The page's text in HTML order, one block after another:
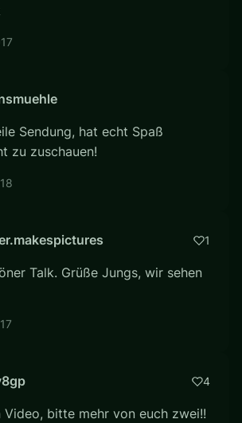
Sendung, hat echt Spaß
zu zuschauen!
1
Talk. Grüße Jungs, wir sehen
4
Video, bitte mehr von euch zwei!!